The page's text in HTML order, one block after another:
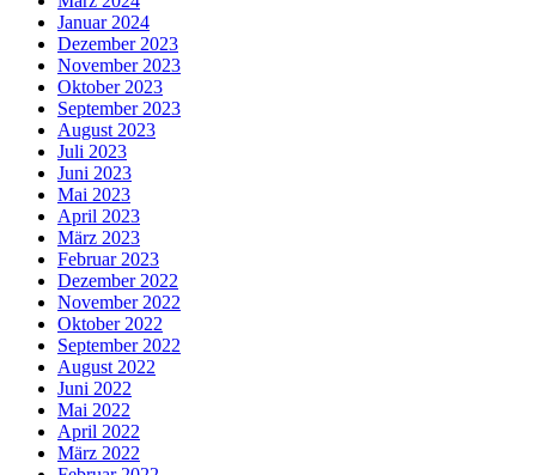
Januar 2024
Dezember 2023
November 2023
Oktober 2023
September 2023
August 2023
Juli 2023
Juni 2023
Mai 2023
April 2023
März 2023
Februar 2023
Dezember 2022
November 2022
Oktober 2022
September 2022
August 2022
Juni 2022
Mai 2022
April 2022
März 2022